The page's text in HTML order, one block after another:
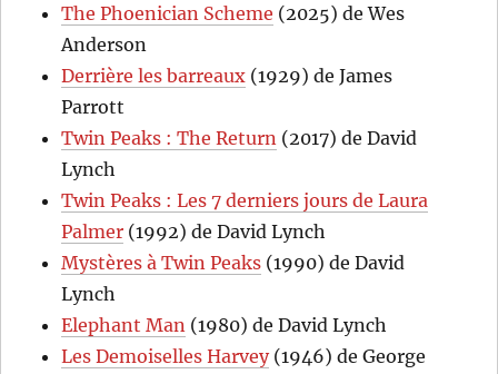
The Phoenician Scheme (2025) de Wes
Anderson
Derrière les barreaux (1929) de James
Parrott
Twin Peaks : The Return (2017) de David
Lynch
Twin Peaks : Les 7 derniers jours de Laura
Palmer (1992) de David Lynch
Mystères à Twin Peaks (1990) de David
Lynch
Elephant Man (1980) de David Lynch
Les Demoiselles Harvey(1946) de George